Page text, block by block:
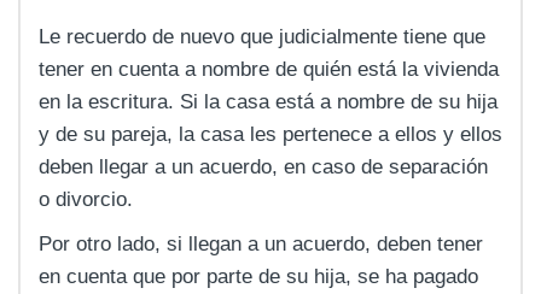
Le recuerdo de nuevo que judicialmente tiene que
tener en cuenta a nombre de quién está la vivienda
en la escritura. Si la casa está a nombre de su hija
y de su pareja, la casa les pertenece a ellos y ellos
deben llegar a un acuerdo, en caso de separación
o divorcio.
Por otro lado, si llegan a un acuerdo, deben tener
en cuenta que por parte de su hija, se ha pagado